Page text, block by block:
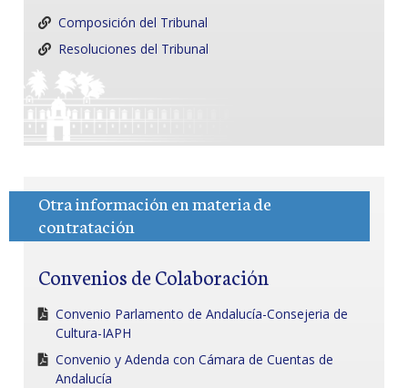
Composición del Tribunal
Resoluciones del Tribunal
Otra información en materia de
contratación
Convenios de Colaboración
Convenio Parlamento de Andalucía-Consejeria de
Cultura-IAPH
Convenio y Adenda con Cámara de Cuentas de
Andalucía